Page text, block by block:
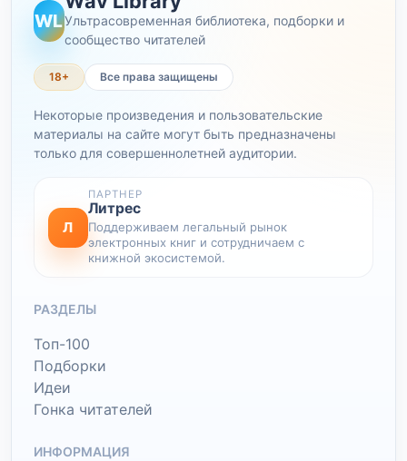
WLУльтрасовременная библиотека, подборки и
сообщество читателей
18+ Все права защищены
Некоторые произведения и пользовательские
материалы на сайте могут быть предназначены
только для совершеннолетней аудитории.
Л
ПАРТНЕР
Литрес
Поддерживаем легальный рынок
электронных книг и сотрудничаем с
книжной экосистемой.
РАЗДЕЛЫ
Топ-100
Подборки
Идеи
Гонка читателей
ИНФОРМАЦИЯ